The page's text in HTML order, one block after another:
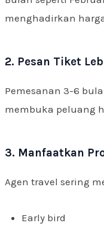
menghadirkan
2. Pesan Tiket
Pemesanan 3-6
membuka peluang
3. Manfaatkan
Agen travel sering
Early bird